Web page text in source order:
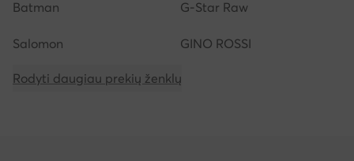
Batman G-Star Raw
Salomon GINO ROSSI
Rodyti daugiau prekių ženklų